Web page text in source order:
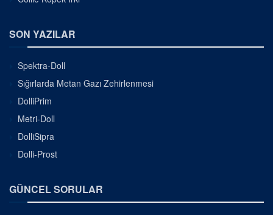
SON YAZILAR
Spektra-Doll
Sığırlarda Metan Gazı Zehirlenmesi
DolliPrim
Metri-Doll
DolliSipra
Dolli-Prost
GÜNCEL SORULAR